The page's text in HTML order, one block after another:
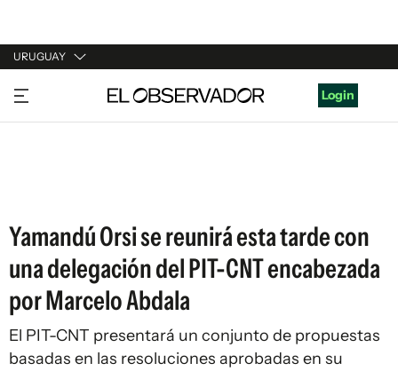
URUGUAY
URUGUAY
ARGENTINA
Login
Yamandú Orsi se reunirá esta tarde con
una delegación del PIT-CNT encabezada
por Marcelo Abdala
El PIT-CNT presentará un conjunto de propuestas
basadas en las resoluciones aprobadas en su